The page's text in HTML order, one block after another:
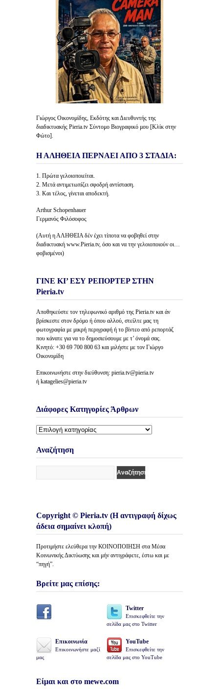
Γιώργος Οικονομίδης, Εκδότης και Διευθυντής της
διαδικτυακής Pieria.tv Σύντομο Βιογραφικό μου [Κλίκ στην
Φώτο].
Η ΑΛΗΘΕΙΑ ΠΕΡΝΑΕΙ ΑΠΟ 3 ΣΤΑΔΙΑ:
1. Πρώτα γελοιοποιείται.
2. Μετά αντιμετωπίζει σφοδρή αντίσταση.
3. Και τέλος, γίνεται αποδεκτή.
Arthur Schopenhauer
Γερμανός Φιλόσοφος
(Αυτή η ΑΛΗΘΕΙΑ δέν έχει τίποτα να φοβηθεί στην
διαδικτυακή www.Pieria.tv, όσο και να την γελοιοποιούν οι…
φοβισμένοι)
ΓΙΝΕ ΚΙ’ ΕΣΥ ΡΕΠΟΡΤΕΡ ΣΤΗΝ
Pieria.tv
Αποθηκεύστε τον τηλεφωνικό αριθμό της Pieria.tv και άν
βρίσκεστε στον δρόμο ή όπου αλλού, στείλτε μας τη
φωτογραφία με μικρή περιγραφή ή το βίντεο από ρεπορτάζ
που κάνατε για να το δημοσιεύσουμε με τ’ όνομά σας.
Κινητό: +30 69 700 800 63 και μιλήστε με τον Γιώργο
Οικονομίδη
Επικοινωνήστε στην διεύθυνση: pieria.tv@pieria.tv
ή katagelies@pieria.tv
Διάφορες Κατηγορίες Άρθρων
Διάφορες
Άρθρων
Αναζήτηση
Copyright © Pieria.tv (Η αντιγραφή δίχως
άδεια σημαίνει κλοπή)
Προτιμήστε ελεύθερα την ΚΟΙΝΟΠΟΙΗΣΗ στα Μέσα
Κοινωνικής Δικτύωσης και μήν αντιγράφετε, έστω και με
“πηγή”.
Βρείτε μας επίσης:
Twitter
Επισκεφθείτε την
σελίδα μας στο Twitter
Επικοινωνία
Επικοινωνήστε μαζί
μας
YouTube
Επισκεφθείτε την
σελίδα μας στο YouTube
Είμαι και στο mewe.com